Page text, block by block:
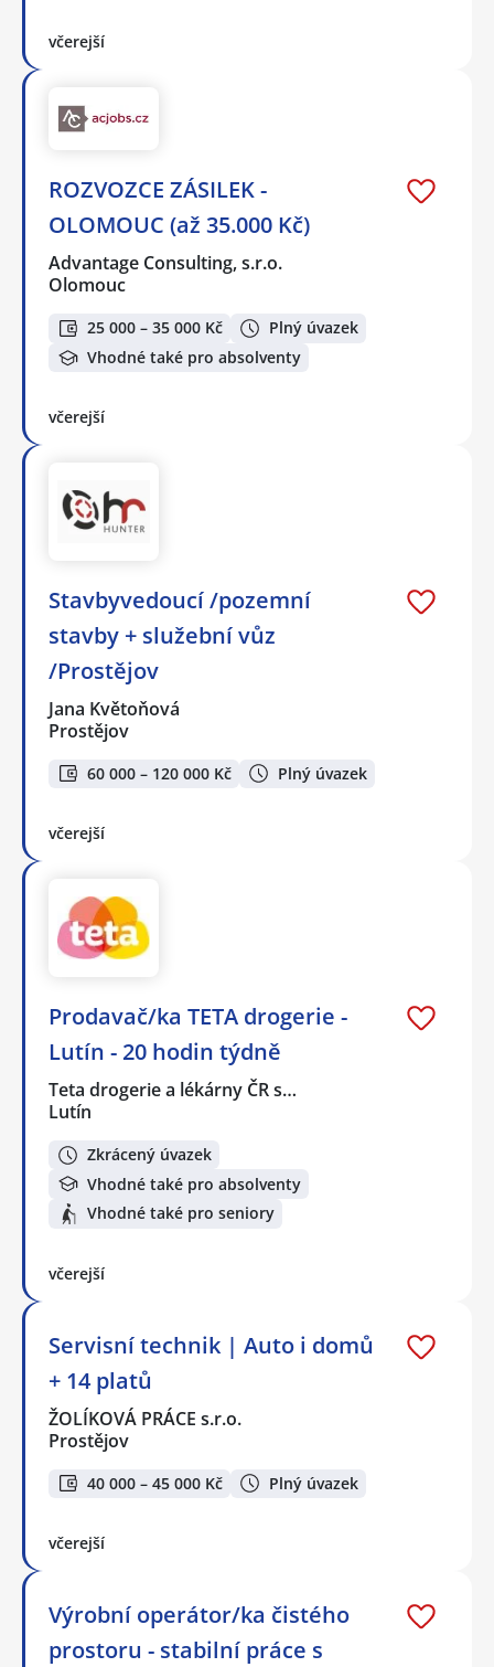
včerejší
ROZVOZCE ZÁSILEK -
OLOMOUC (až 35.000 Kč)
Advantage Consulting, s.r.o.
Olomouc
25 000 – 35 000 Kč
Plný úvazek
Vhodné také pro absolventy
včerejší
Stavbyvedoucí /pozemní
stavby + služební vůz
/Prostějov
Jana Květoňová
Prostějov
60 000 – 120 000 Kč Plný úvazek
včerejší
Prodavač/ka TETA drogerie -
Lutín - 20 hodin týdně
Teta drogerie a lékárny ČR s…
Lutín
Zkrácený úvazek
Vhodné také pro absolventy
Vhodné také pro seniory
včerejší
Servisní technik | Auto i domů
+ 14 platů
ŽOLÍKOVÁ PRÁCE s.r.o.
Prostějov
40 000 – 45 000 Kč Plný úvazek
včerejší
Výrobní operátor/ka čistého
prostoru - stabilní práce s